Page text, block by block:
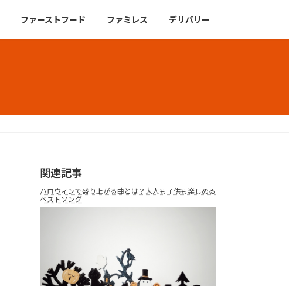
ファーストフード ファミレス デリバリー
関連記事
ハロウィンで盛り上がる曲とは？大人も子供も楽しめる
ベストソング